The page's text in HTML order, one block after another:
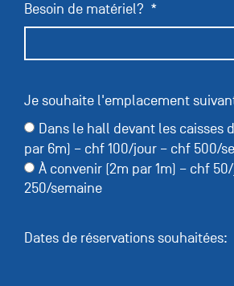
Besoin de matériel?
Je souhaite l'emplacement
Dans le hall devant les caisses
par 6m) – chf 100/jour – chf 500/
À convenir (2m par 1m) – chf
250/semaine
Dates de réservations souhaitées: